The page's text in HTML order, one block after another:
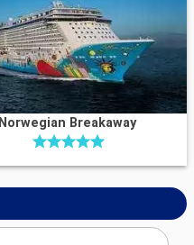
Norwegian Breakaway